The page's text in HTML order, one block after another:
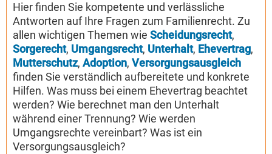
Hier finden Sie kompetente und verlässliche
Antworten auf Ihre Fragen zum Familienrecht. Zu
allen wichtigen Themen wie Scheidungsrecht,
Sorgerecht, Umgangsrecht, Unterhalt, Ehevertrag,
Mutterschutz, Adoption, Versorgungsausgleich
finden Sie verständlich aufbereitete und konkrete
Hilfen. Was muss bei einem Ehevertrag beachtet
werden? Wie berechnet man den Unterhalt
während einer Trennung? Wie werden
Umgangsrechte vereinbart? Was ist ein
Versorgungsausgleich?